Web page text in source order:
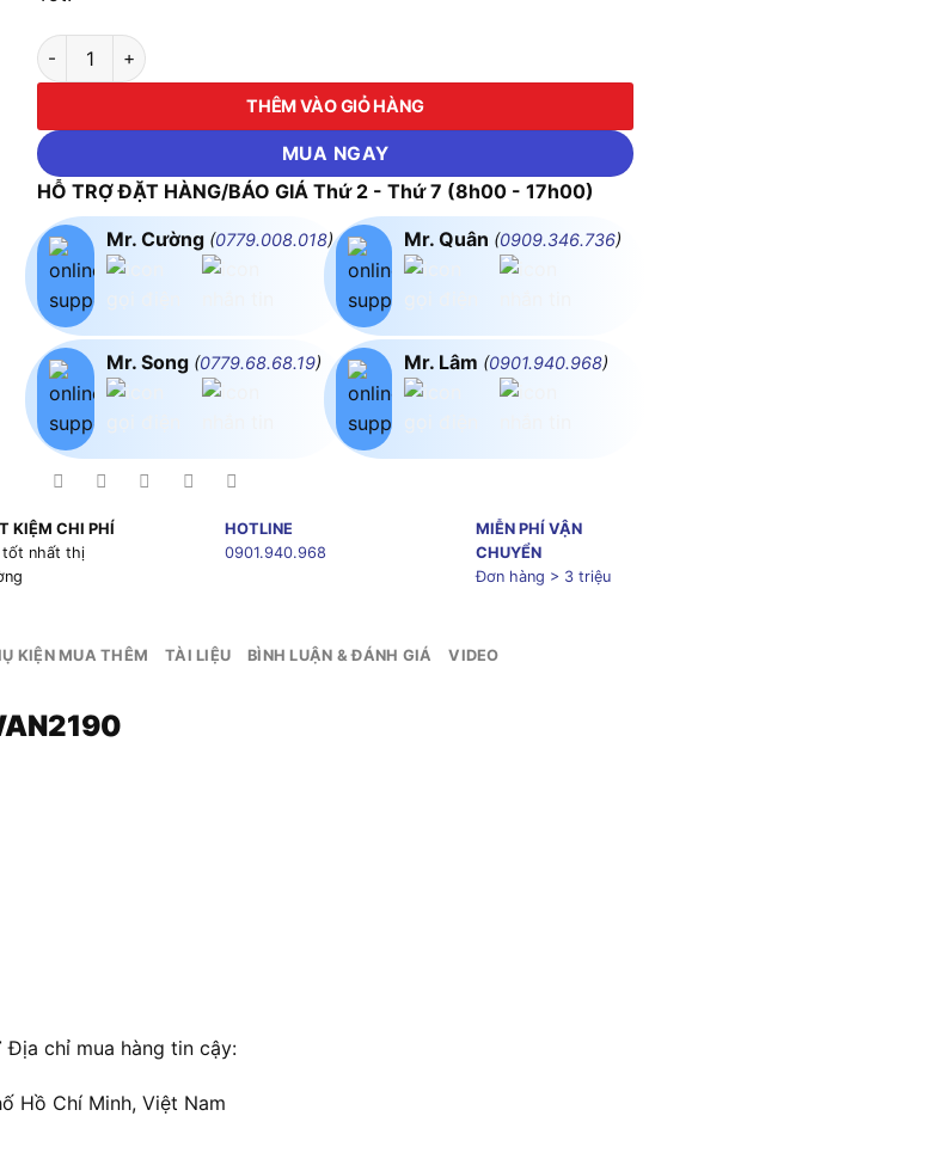
Hộp dụng cụ (nhựa) đựng vít Dewalt DWAN2190 số lượng
THÊM VÀO GIỎ HÀNG
MUA NGAY
HỖ TRỢ ĐẶT HÀNG/BÁO GIÁ Thứ 2 - Thứ 7 (8h00 - 17h00)
Mr. Cường (0779.008.018)
Mr. Song (0779.68.68.19)
Mr. Quân (0909.346.736)
Mr. Lâm (0901.940.968)
KIỆM CHI PHÍ
tốt nhất thị
HOTLINE
0901.940.968
MIỄN PHÍ VẬN
CHUYỂN
Đơn hàng > 3 triệu
KIỆN MUA THÊM TÀI LIỆU BÌNH LUẬN & ĐÁNH GIÁ VIDEO
Địa chỉ mua hàng tin cậy:
Hồ Chí Minh, Việt Nam